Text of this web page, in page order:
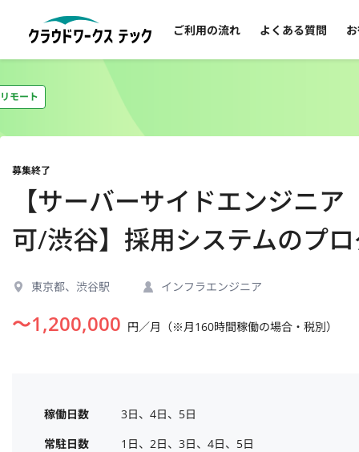
ご利用の流れ よくある質問
モート
募集終了
【サーバーサイドエンジニ
可/渋谷】採用システムのプ
東京都、渋谷駅 インフラエンジニア
〜1,200,000 円／月（※月160時間稼働の場合・税別）
稼働日数
3日、4日、5日
常駐日数
1日、2日、3日、4日、5日